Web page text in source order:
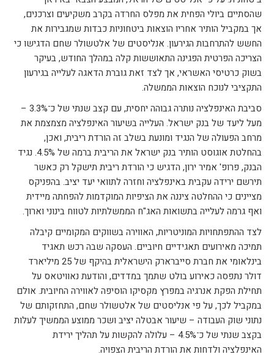
שהסתיים ביולי הפחית את מפלס החרדה בקרב משקיעים וצרכנים,
אך במקביל הותיר אחריו הוצאות ביטחוניות כבדות שמגבירות את
החשש להתרחבות הגירעון. אנליסטים של אלטשולר שחם הדגישו כי
הצריכה הפרטית הפגינה התאוששות קלה במהלך החודש, בעיקר
בשוק כרטיסי האשראי, אך לצד זאת גוברת הדאגה לעלייה בגירעון
התקציבי לנוכח הוצאות הממשלה.
סביבת האינפלציה נותרה גבוהה יחסית, עם קצב שנתי של כ־3.3% –
מעל ליעד של בנק ישראל. העלייה בשיעור האינפלציה מצמצמת את
מרחב הפעולה של הנגיד ומונעת בשלב זה הורדת ריבית, ואכן,
בהחלטת אוגוסט הותיר בנק ישראל את הריבית ברמה של 4.5%. נגיד
הבנק, פרופ' אמיר ירון, הדגיש כי הורדת ריבית תישקל רק כאשר
תירשם ירידה עקבית באינפלציה וחזרה לתוואי יעד יציב. בהפניקס
מציינים כי ההחלטה ציננה את הציפיות המוקדמות להפחתה מיידית
ואף גרמה לעלייה בתשואות האג"ח הממשלתיות לטווח בינוני וארוך.
לצד ההתפתחויות המוניטריות, האווירה בשווקים המקומיים קיבלה
תמיכה מאירועים תאגידיים חיוביים. העסקה שבה רכש תאגיד
בינלאומי את חברת סייברארק הישראלית בהיקף של 25 מיליארד
דולר נתפסה כאירוע בולט שתמך במדדים, והודעת נאוויטאס על
תחילת הפקת אנרגיה במפרץ מקסיקו הוסיפה לאווירה החיובית. אולם
במקביל לכך, על פי אנליסטים של אלטשולר שחם, התחזקותם של
נתוני שוק העבודה – שיעור אבטלה יציב ושכר ממוצע הממשיך לעלות
בקצב שנתי של כ־4.5% – עלולה להקשות על תהליך ירידת
האינפלציה ולדחות את הורדת הריבית הצפויה.